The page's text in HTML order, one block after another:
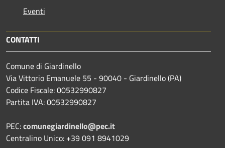
Eventi
CONTATTI
Comune di Giardinello
Via Vittorio Emanuele 55 - 90040 - Giardinello (PA)
Codice Fiscale: 00532990827
Partita IVA: 00532990827
PEC:comunegiardinello@pec.it
Centralino Unico: +39 091 8941029